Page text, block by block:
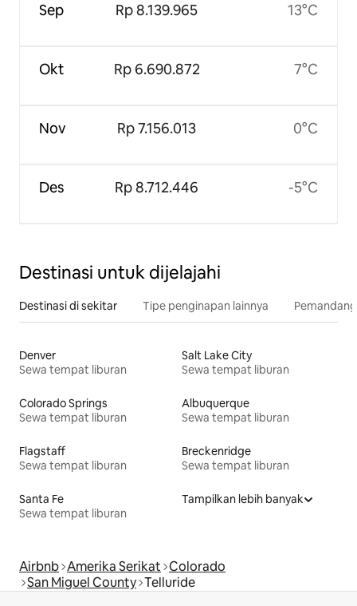
Sep
Okt
Nov
Des
Rp 8.139.965
Rp 6.690.872
Rp 7.156.013
Rp 8.712.446
13°C
7°C
0°C
-5°C
Destinasi untuk dijelajahi
Destinasi di sekitar Tipe penginapan lainnya
Denver
Sewa tempat liburan
Salt Lake City
Sewa tempat liburan
Colorado Springs
Sewa tempat liburan
Albuquerque
Sewa tempat liburan
Flagstaff
Sewa tempat liburan
Breckenridge
Sewa tempat liburan
Santa Fe
Sewa tempat liburan
Tampilkan lebih banyak
Airbnb Amerika Serikat Colorado
San Miguel County Telluride